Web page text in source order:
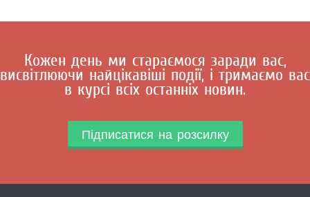
Кожен день ми стараємося заради вас,
висвітлюючи найцікавіші події, і тримаємо вас
в курсі всіх останніх новин.
Підписатися на розсилку